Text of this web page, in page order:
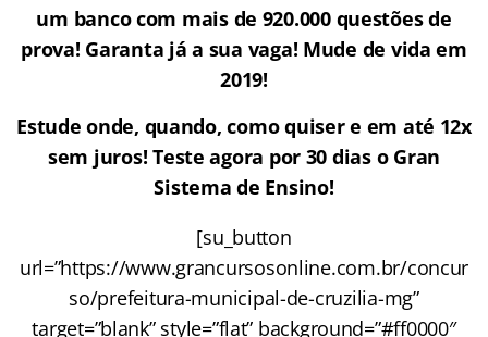
um banco com mais de 920.000 questões de
prova! Garanta já a sua vaga! Mude de vida em
2019!
Estude onde, quando, como quiser e em até 12x
sem juros! Teste agora por 30 dias o Gran
Sistema de Ensino!
[su_button
url=”https://www.grancursosonline.com.br/concur
so/prefeitura-municipal-de-cruzilia-mg”
target=”blank” style=”flat” background=”#ff0000″